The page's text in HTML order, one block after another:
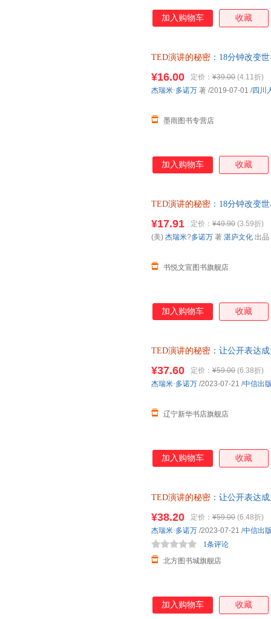
加入购物车 收藏
TED演讲的秘密 ：18分钟改变
¥16.00 定价： ¥39.00 (4.11折)
墨雨图书专营店
杰瑞米·多诺万 著 /2019-07-01 /四川
加入购物车 收藏
TED演讲的秘密 ：18分钟改变
装单售,优惠多多,可开发票,放心
¥17.91 定价： ¥49.90 (3.59折)
书悦文宣图书旗舰店
(美) 杰瑞米?多诺万 著 湛庐文化 出品
加入购物车 收藏
TED演讲的秘密 ：让公开表达
¥37.60 定价： ¥59.00 (6.38折)
辽宁新华书店旗舰店
杰瑞米·多诺万 /2023-07-21 /中信出
加入购物车 收藏
TED演讲的秘密 ：让公开表达
¥38.20 定价： ¥59.00 (6.48折)
北方图书城旗舰店
1条评论
杰瑞米·多诺万 /2023-07-21 /中信出
加入购物车 收藏